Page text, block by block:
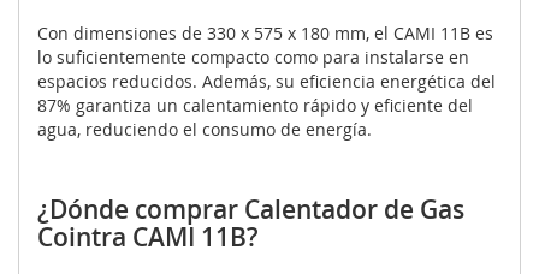
Con dimensiones de 330 x 575 x 180 mm, el CAMI 11B es
lo suficientemente compacto como para instalarse en
espacios reducidos. Además, su eficiencia energética del
87% garantiza un calentamiento rápido y eficiente del
agua, reduciendo el consumo de energía.
¿Dónde comprar Calentador de Gas
Cointra CAMI 11B?